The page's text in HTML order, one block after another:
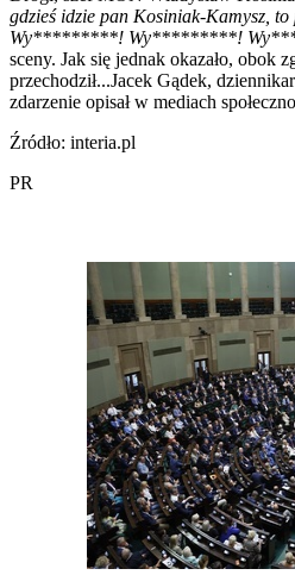
gdzieś idzie pan Kosiniak-Kamysz,
Wy*********! Wy*********!
sceny. Jak się jednak okazało, obok
przechodził...Jacek Gądek,
zdarzenie opisał w mediach
Źródło: interia.pl
PR